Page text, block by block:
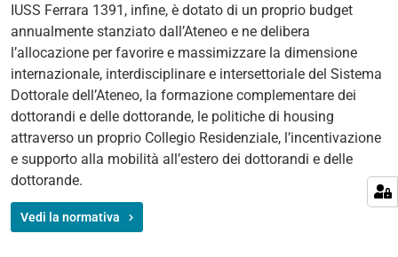
IUSS Ferrara 1391, infine, è dotato di un proprio budget
annualmente stanziato dall’Ateneo e ne delibera
l’allocazione per favorire e massimizzare la dimensione
internazionale, interdisciplinare e intersettoriale del Sistema
Dottorale dell’Ateneo, la formazione complementare dei
dottorandi e delle dottorande, le politiche di housing
attraverso un proprio Collegio Residenziale, l’incentivazione
e supporto alla mobilità all’estero dei dottorandi e delle
dottorande.
Vedi la normativa